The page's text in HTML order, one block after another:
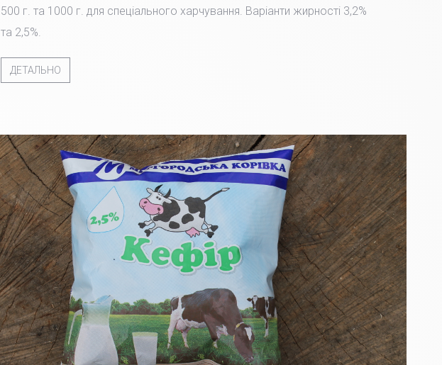
500 г. та 1000 г. для спеціального харчування. Варіанти жирності 3,2%
та 2,5%.
ДЕТАЛЬНО